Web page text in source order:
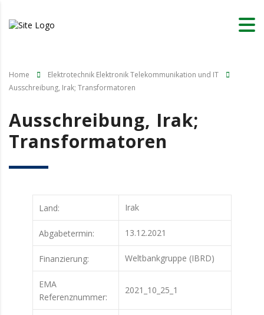
Home
Elektrotechnik Elektronik Telekommunikation und IT
Ausschreibung, Irak; Transformatoren
Ausschreibung, Irak;
Transformatoren
Land: Irak
Abgabetermin: 13.12.2021
Finanzierung: Weltbankgruppe (IBRD)
EMA
Referenznummer:
2021_10_25_1